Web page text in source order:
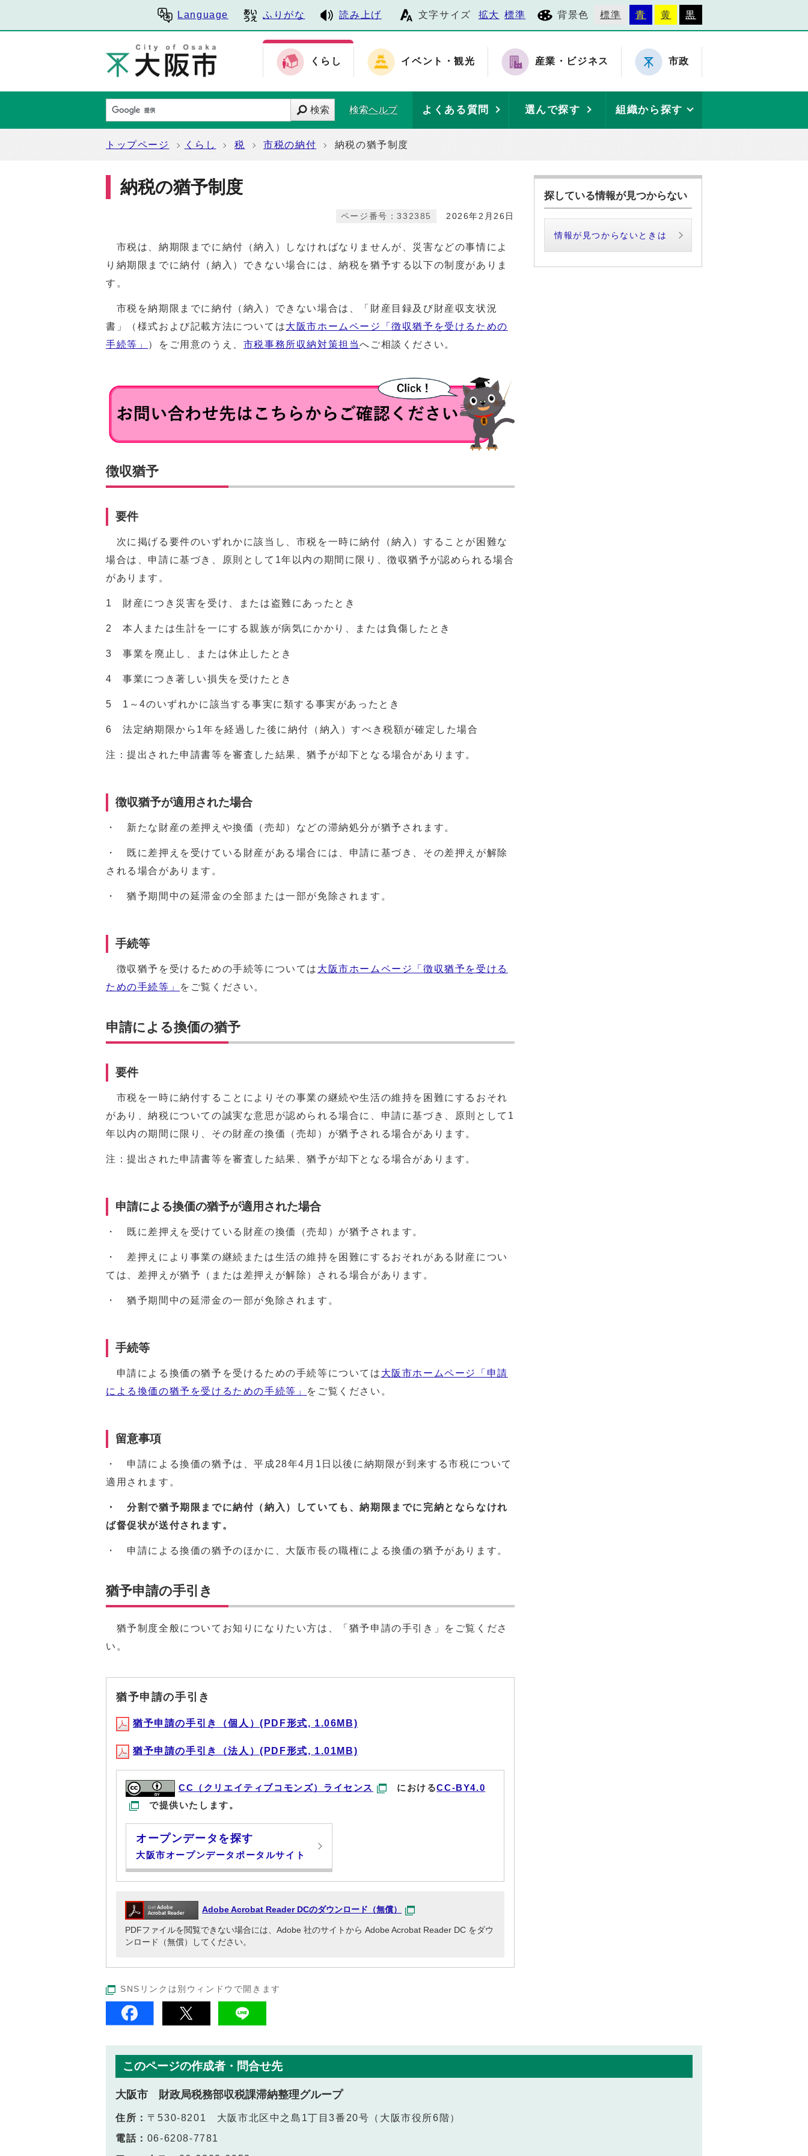
Language ふりがな 読み上げ 文字サイズ 拡大 標準 背景色 標準 青 黄 黒
くらし イベント・観光 産業・ビジネス 市政
検索 検索ヘルプ よくある質問 選んで探す 組織から探す
トップページ くらし 税 市税の納付 納税の猶予制度
納税の猶予制度
2026年2月26日
ページ番号：332385
市税は、納期限までに納付（納入）しなければなりませんが、災害などの事情によ
り納期限までに納付（納入）できない場合には、納税を猶予する以下の制度がありま
す。
市税を納期限までに納付（納入）できない場合は、「財産目録及び財産収支状況
書」（様式および記載方法については大阪市ホームページ「徴収猶予を受けるための
手続等」 ）をご用意のうえ、 市税事務所収納対策担当へご相談ください。
徴収猶予
要件
次に掲げる要件のいずれかに該当し、市税を一時に納付（納入）することが困難な
場合は、申請に基づき、原則として1年以内の期間に限り、徴収猶予が認められる場合
があります。
1 財産につき災害を受け、または盗難にあったとき
2 本人または生計を一にする親族が病気にかかり、または負傷したとき
3 事業を廃止し、または休止したとき
4 事業につき著しい損失を受けたとき
5 1～4のいずれかに該当する事実に類する事実があったとき
6 法定納期限から1年を経過した後に納付（納入）すべき税額が確定した場合
注：提出された申請書等を審査した結果、猶予が却下となる場合があります。
徴収猶予が適用された場合
・ 新たな財産の差押えや換価（売却）などの滞納処分が猶予されます。
・ 既に差押えを受けている財産がある場合には、申請に基づき、その差押えが解除
される場合があります。
・ 猶予期間中の延滞金の全部または一部が免除されます。
手続等
徴収猶予を受けるための手続等については 大阪市ホームページ「徴収猶予を受ける
ための手続等」
をご覧ください。
申請による換価の猶予
要件
市税を一時に納付することによりその事業の継続や生活の維持を困難にするおそれ
があり、納税についての誠実な意思が認められる場合に、申請に基づき、原則として1
年以内の期間に限り、その財産の換価（売却）が猶予される場合があります。
注：提出された申請書等を審査した結果、猶予が却下となる場合があります。
申請による換価の猶予が適用された場合
・ 既に差押えを受けている財産の換価（売却）が猶予されます。
・ 差押えにより事業の継続または生活の維持を困難にするおそれがある財産につい
ては、差押えが猶予（または差押えが解除）される場合があります。
・ 猶予期間中の延滞金の一部が免除されます。
手続等
申請による換価の猶予を受けるための手続等については 大阪市ホームページ「申請
による換価の猶予を受けるための手続等」 をご覧ください。
留意事項
・ 申請による換価の猶予は、平成28年4月1日以後に納期限が到来する市税について
適用されます。
・ 分割で猶予期限までに納付（納入）していても、納期限までに完納とならなけれ
ば督促状が送付されます。
・ 申請による換価の猶予のほかに、大阪市長の職権による換価の猶予があります。
猶予申請の手引き
猶予制度全般についてお知りになりたい方は、「猶予申請の手引き」をご覧くださ
い。
猶予申請の手引き
猶予申請の手引き（個人）(PDF形式, 1.06MB)
猶予申請の手引き（法人）(PDF形式, 1.01MB)
CC（クリエイティブコモンズ）ライセンス におけるCC-BY4.0
で提供いたします。
オープンデータを探す
大阪市オープンデータポータルサイト
Adobe Acrobat Reader DCのダウンロード（無償）
PDFファイルを閲覧できない場合には、Adobe 社のサイトから Adobe Acrobat Reader DC をダウ
ンロード（無償）してください。
SNSリンクは別ウィンドウで開きます
探している情報が見つからない
情報が見つからないときは
このページの作成者・問合せ先
大阪市 財政局税務部収税課滞納整理グループ
住所： 〒530-8201 大阪市北区中之島1丁目3番20号（大阪市役所6階）
電話： 06-6208-7781